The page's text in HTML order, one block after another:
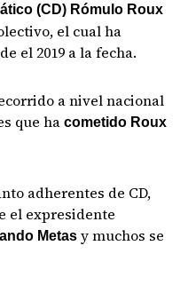
(CD) Rómulo Roux
el cual ha
el 2019 a la fecha.
a nivel nacional
que hacometido Roux
adherentes de CD,
el expresidente
Metas y muchos se